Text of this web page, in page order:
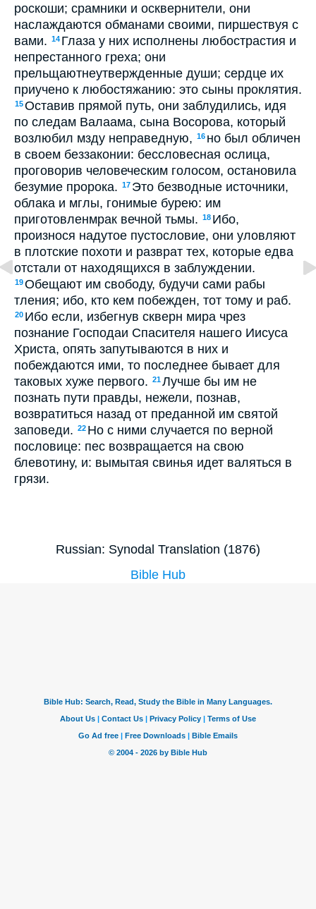
роскоши; срамники и осквернители, они
наслаждаются обманами своими, пиршествуя с
вами. 14 Глаза у них исполнены любострастия и
непрестанного греха; они
прельщаютнеутвержденные души; сердце их
приучено к любостяжанию: это сыны проклятия.
15Оставив прямой путь, они заблудились, идя
по следам Валаама, сына Восорова, который
возлюбил мзду неправедную, 16 но был обличен
в своем беззаконии: бессловесная ослица,
проговорив человеческим голосом, остановила
безумие пророка. 17 Это безводные источники,
облака и мглы, гонимые бурею: им
приготовленмрак вечной тьмы. 18 Ибо,
произнося надутое пустословие, они уловляют
в плотские похоти и разврат тех, которые едва
отстали от находящихся в заблуждении.
19Обещают им свободу, будучи сами рабы
тления; ибо, кто кем побежден, тот тому и раб.
20 Ибо если, избегнув скверн мира чрез
познание Господаи Спасителя нашего Иисуса
Христа, опять запутываются в них и
побеждаются ими, то последнее бывает для
таковых хуже первого. 21Лучше бы им не
познать пути правды, нежели, познав,
возвратиться назад от преданной им святой
заповеди. 22 Но с ними случается по верной
пословице: пес возвращается на свою
блевотину, и: вымытая свинья идет валяться в
грязи.
Russian: Synodal Translation (1876)
Bible Hub